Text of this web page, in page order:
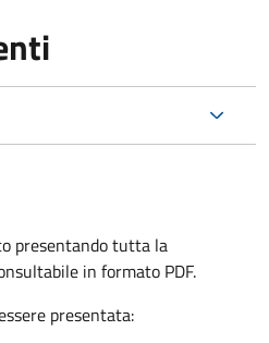
presentando tutta la
in formato PDF.
presentata: